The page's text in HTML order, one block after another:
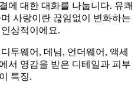
에 대한 대화를 나눕니다. 유쾌
사랑이란 끊임없이 변화하는
상적이에요.
투웨어, 데님, 언더웨어, 액세
서 영감을 받은 디테일과 피부
특징.